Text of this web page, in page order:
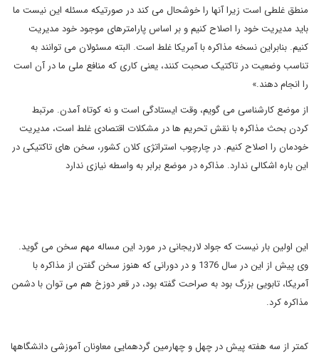
منطق غلطی است زیرا آنها را خوشحال می کند در صورتیکه مسئله این نیست ما
باید مدیریت خود را اصلاح کنیم و بر اساس پارامترهای موجود خود مدیریت
کنیم. بنابراین نسخه مذاکره با آمریکا غلط است. البته مسئولان می توانند به
تناسب وضعیت در تاکتیک صحبت کنند، یعنی کاری که منافع ملی ما در آن است
را انجام دهند.
»
از موضع کارشناسی می گویم، وقت ایستادگی است و نه کوتاه آمدن. مرتبط
کردن بحث مذاکره با نقش تحریم ها در مشکلات اقتصادی غلط است، مدیریت
خودمان را اصلاح کنیم. در چارچوب استراتژی کلان کشور، سخن های تاکتیکی در
این باره اشکالی ندارد. مذاکره در موضع برابر به واسطه نیازی ندارد
این اولین بار نیست که جواد لاریجانی در مورد این مساله مهم سخن می گوید.
وی پیش از این در سال 1376 و در دورانی که هنوز سخن گفتن از مذاکره با
آمریکا، تابویی بزرگ بود به صراحت گفته بود، در قعر دوزخ هم می توان با دشمن
مذاکره کرد.
کمتر از سه هفته پیش در چهل و چهارمین گردهمایی معاونان آموزشی دانشگاهها